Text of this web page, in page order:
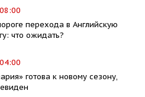
перехода в Английскую
что ожидать?
готова к новому сезону,